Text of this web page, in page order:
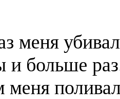
меня
больше
меня